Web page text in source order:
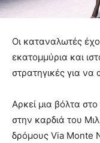
Οι καταναλωτές
εκατομμύρια και
στρατηγικές για
Αρκεί μια βόλτα
στην καρδιά του
δρόμους Via Monte